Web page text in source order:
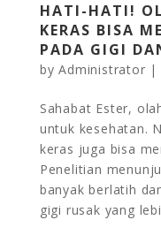
HATI-HATI!
KERAS BISA
PADA GIGI
byAdministrator |
Sahabat Ester,
untuk kesehatan.
keras juga bisa
Penelitian
banyak berlatih
gigi rusak yang